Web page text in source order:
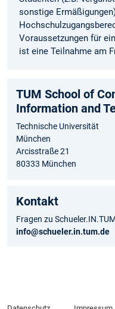
sonstige
Voraussetzungen für
ist eine Teilnahme am
TUM School of
Information and
Technische Universität
München
Arcisstraße 21
80333 München
Kontakt
Fragen zu
info@schueler.in.tum.de